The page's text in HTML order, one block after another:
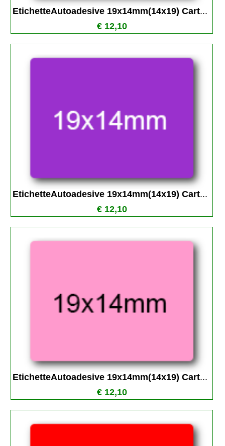
EtichetteAutoadesive 19x14mm(14x19) Cart...
€ 12,10
EtichetteAutoadesive 19x14mm(14x19) Cart...
€ 12,10
EtichetteAutoadesive 19x14mm(14x19) Cart...
€ 12,10